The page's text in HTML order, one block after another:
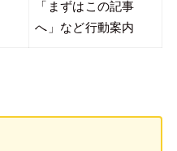
「まずはこの記事
へ」など行動案内